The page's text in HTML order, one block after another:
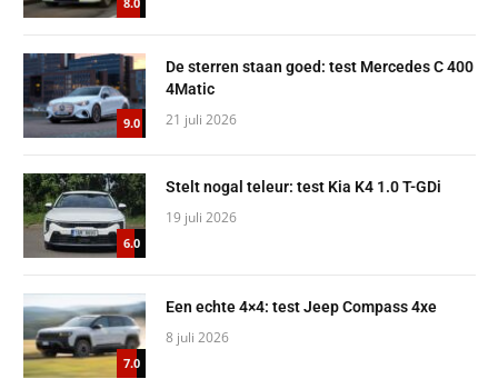
9.0
De sterren staan goed: test Mercedes C 400
4Matic
21 juli 2026
6.0
Stelt nogal teleur: test Kia K4 1.0 T-GDi
19 juli 2026
7.0
Een echte 4×4: test Jeep Compass 4xe
8 juli 2026